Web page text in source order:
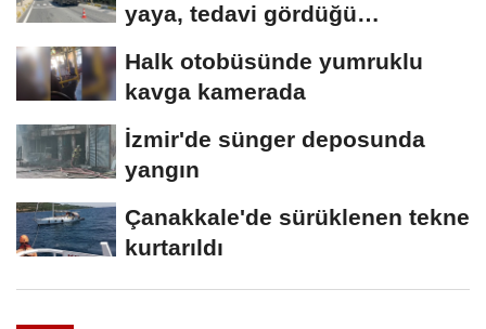
yaya, tedavi gördüğü
Halk otobüsünde yumruklu
kavga kamerada
İzmir'de sünger deposunda
yangın
Çanakkale'de sürüklenen tekne
kurtarıldı